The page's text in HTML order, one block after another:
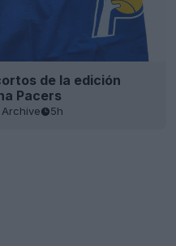
de la edición
Pacers
5h